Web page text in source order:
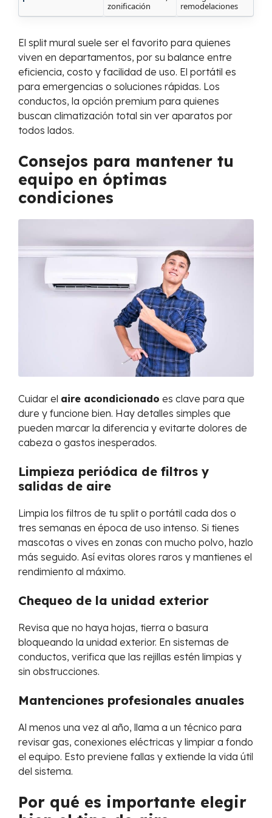
zonificación
remodelaciones
El split mural suele ser el favorito para quienes
viven en departamentos, por su balance entre
eficiencia, costo y facilidad de uso. El portátil es
para emergencias o soluciones rápidas. Los
conductos, la opción premium para quienes
buscan climatización total sin ver aparatos por
todos lados.
Consejos para mantener tu
equipo en óptimas
condiciones
Cuidar el aire acondicionado es clave para que
dure y funcione bien. Hay detalles simples que
pueden marcar la diferencia y evitarte dolores de
cabeza o gastos inesperados.
Limpieza periódica de filtros y
salidas de aire
Limpia los filtros de tu split o portátil cada dos o
tres semanas en época de uso intenso. Si tienes
mascotas o vives en zonas con mucho polvo, hazlo
más seguido. Así evitas olores raros y mantienes el
rendimiento al máximo.
Chequeo de la unidad exterior
Revisa que no haya hojas, tierra o basura
bloqueando la unidad exterior. En sistemas de
conductos, verifica que las rejillas estén limpias y
sin obstrucciones.
Mantenciones profesionales anuales
Al menos una vez al año, llama a un técnico para
revisar gas, conexiones eléctricas y limpiar a fondo
el equipo. Esto previene fallas y extiende la vida útil
del sistema.
Por qué es importante elegir